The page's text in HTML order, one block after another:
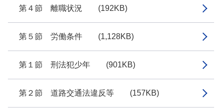
第４節 離職状況 (192KB)
第５節 労働条件 (1,128KB)
第１節 刑法犯少年 (901KB)
第２節 道路交通法違反等 (157KB)